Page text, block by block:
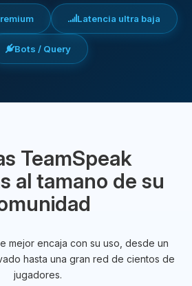
Latencia ultra baja
Bots / Query
TeamSpeak
al tamano de su
mejor encaja con su uso, desde un
hasta una gran red de cientos de
jugadores.